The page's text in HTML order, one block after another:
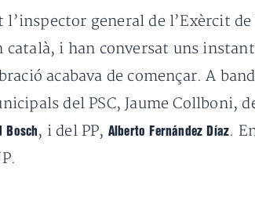
l’inspector general de l’Exèrcit
i han conversat uns
acabava de començar.A
del PSC, Jaume Collboni,
Bosch , i del PP, Alberto Fernández Díaz.